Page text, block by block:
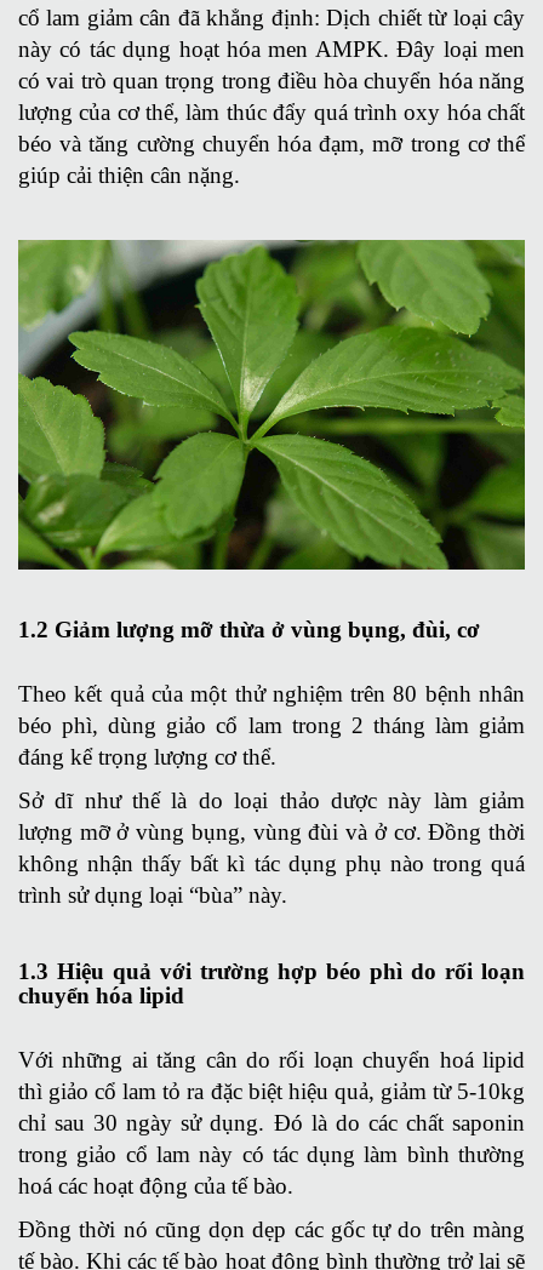
cổ lam giảm cân đã khẳng định: Dịch chiết từ loại cây
này có tác dụng hoạt hóa men AMPK. Đây loại men
có vai trò quan trọng trong điều hòa chuyển hóa năng
lượng của cơ thể, làm thúc đẩy quá trình oxy hóa chất
béo và tăng cường chuyển hóa đạm, mỡ trong cơ thể
giúp cải thiện cân nặng.
1.2 Giảm lượng mỡ thừa ở vùng bụng, đùi, cơ
Theo kết quả của một thử nghiệm trên 80 bệnh nhân
béo phì, dùng giảo cổ lam trong 2 tháng làm giảm
đáng kể trọng lượng cơ thể.
Sở dĩ như thế là do loại thảo dược này làm giảm
lượng mỡ ở vùng bụng, vùng đùi và ở cơ. Đồng thời
không nhận thấy bất kì tác dụng phụ nào trong quá
trình sử dụng loại “bùa” này.
1.3 Hiệu quả với trường hợp béo phì do rối loạn
chuyển hóa lipid
Với những ai tăng cân do rối loạn chuyển hoá lipid
thì giảo cổ lam tỏ ra đặc biệt hiệu quả, giảm từ 5-10kg
chỉ sau 30 ngày sử dụng. Đó là do các chất saponin
trong giảo cổ lam này có tác dụng làm bình thường
hoá các hoạt động của tế bào.
Đồng thời nó cũng dọn dẹp các gốc tự do trên màng
tế bào. Khi các tế bào hoạt động bình thường trở lại sẽ